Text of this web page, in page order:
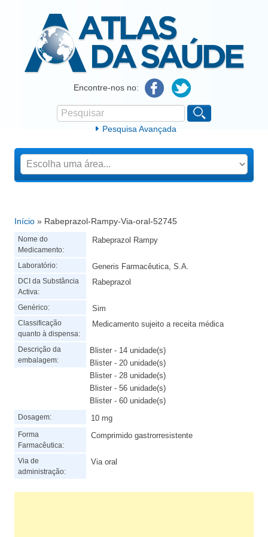
Atlas da SaúdeEncontre-nos no:
Formulário de procura
Pesquisar
Pesquisa Avançada
Está aqui
Início » Rabeprazol-Rampy-Via-oral-52745
Nome do
Medicamento:
Rabeprazol Rampy
Laboratório: Generis Farmacêutica, S.A.
DCI da Substância
Activa:
Rabeprazol
Genérico: Sim
Classificação
quanto à dispensa:
Medicamento sujeito a receita médica
Descrição da
embalagem:
Blister - 14 unidade(s)
Blister - 20 unidade(s)
Blister - 28 unidade(s)
Blister - 56 unidade(s)
Blister - 60 unidade(s)
Dosagem: 10 mg
Forma
Farmacêutica:
Comprimido gastrorresistente
Via de
administração:
Via oral